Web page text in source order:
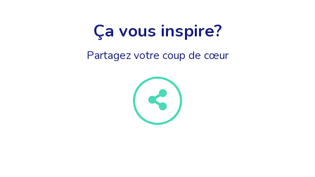
Ça vous inspire?
Partagez votre coup de cœur